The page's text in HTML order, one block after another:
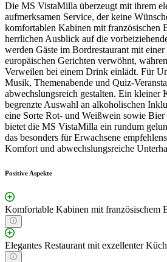
Die MS VistaMilla überzeugt mit ihrem
aufmerksamen Service, der keine
komfortablen Kabinen mit französischen
herrlichen Ausblick auf die
werden Gäste im Bordrestaurant mit
europäischen Gerichten verwöhnt,
Verweilen bei einem Drink einlädt. Für
Musik, Themenabende und Quiz-
abwechslungsreich gestalten. Ein kleiner
begrenzte Auswahl an alkoholischen
eine Sorte Rot- und Weißwein sowie Bier
bietet die MS VistaMilla ein rundum
das besonders für Erwachsene
Komfort und abwechslungsreiche
Positive Aspekte
Komfortable Kabinen mit französischem
Elegantes Restaurant mit exzellenter